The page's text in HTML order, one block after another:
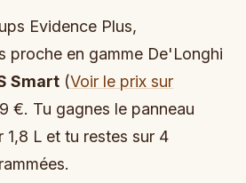
Evidence Plus,
proche en gamme De'Longhi
Smart (Voir le prix sur
€. Tu gagnes le panneau
1,8 L et tu restes sur 4